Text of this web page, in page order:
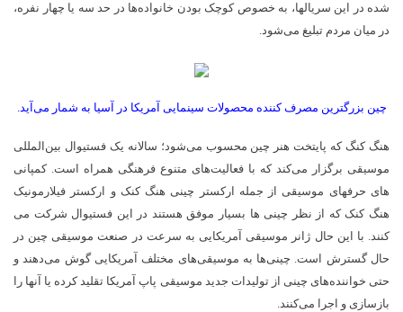
شده در این سریال­ها، به خصوص کوچک بودن خانواده­‌ها در حد سه یا چهار نفره،
در میان مردم تبلیغ می­‌شود.
چین بزرگترین مصرف کننده محصولات سینمایی آمریکا در آسیا به شمار می­‌آید.
هنگ­‌ کنگ که پایتخت هنر چین محسوب می­‌شود؛ سالانه یک فستیوال بین­‌المللی
موسیقی برگزار می­‌کند که با فعالیت­‌های متنوع فرهنگی همراه است. کمپانی­‌
های حرفه­ای موسیقی از جمله ارکستر چینی هنگ­ کنک و ارکستر فیلارمونیک
هنگ­ کنک که از نظر چینی­ ها بسیار موفق هستند در این فستیوال شرکت می­‌
کنند. با این حال ژانر موسیقی آمریکایی به سرعت در صنعت موسیقی چین در
حال گسترش است. چینی­‌ها به موسیقی­‌های مختلف آمریکایی گوش می­‌دهند و
حتی خواننده­‌های چینی از تولیدات جدید موسیقی پاپ آمریکا تقلید کرده یا آنها را
بازسازی و اجرا می­‌کنند.